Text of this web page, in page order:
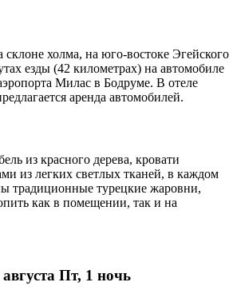
холма, на юго-востоке Эгейского
езды (42 километрах) на автомобиле
Милас в Бодруме. В отеле
аренда автомобилей.
из красного дерева, кровати
из легких светлых тканей, в каждом
традиционные турецкие жаровни,
как в помещении, так и на
августа Пт, 1 ночь